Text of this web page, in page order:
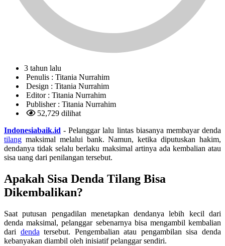
3 tahun lalu
Penulis : Titania Nurrahim
Design : Titania Nurrahim
Editor : Titania Nurrahim
Publisher : Titania Nurrahim
52,729 dilihat
Indonesiabaik.id - Pelanggar lalu lintas biasanya membayar denda
tilang maksimal melalui bank. Namun, ketika diputuskan hakim,
dendanya tidak selalu berlaku maksimal artinya ada kembalian atau
sisa uang dari penilangan tersebut.
Apakah Sisa Denda Tilang Bisa
Dikembalikan?
Saat putusan pengadilan menetapkan dendanya lebih kecil dari
denda maksimal, pelanggar sebenarnya bisa mengambil kembalian
dari denda tersebut. Pengembalian atau pengambilan sisa denda
kebanyakan diambil oleh inisiatif pelanggar sendiri.